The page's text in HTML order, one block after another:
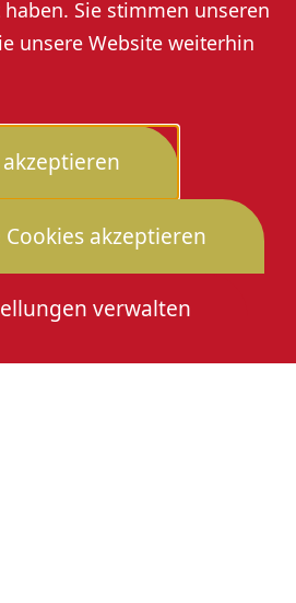
Sie stimmen unseren
unsere Website weiterhin
akzeptieren
verwalten
VALENTINES